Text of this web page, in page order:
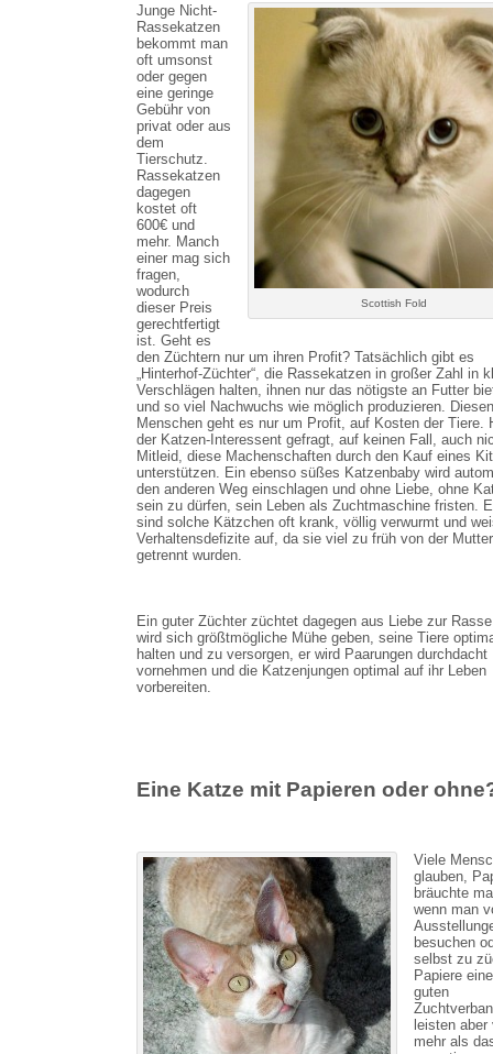
Scottish Fold
Junge Nicht-
Rassekatzen
bekommt man
oft umsonst
oder gegen
eine geringe
Gebühr von
privat oder aus
dem
Tierschutz.
Rassekatzen
dagegen
kostet oft
600€ und
mehr. Manch
einer mag sich
fragen,
wodurch
dieser Preis
gerechtfertigt
ist. Geht es
den Züchtern nur um ihren Profit? Tatsächlich gibt es
„Hinterhof-Züchter“, die Rassekatzen in großer Zahl in
Verschlägen halten, ihnen nur das nötigste an Futter
und so viel Nachwuchs wie möglich produzieren. Diesen
Menschen geht es nur um Profit, auf Kosten der Tiere.
der Katzen-Interessent gefragt, auf keinen Fall, auch
Mitleid, diese Machenschaften durch den Kauf eines
unterstützen. Ein ebenso süßes Katzenbaby wird
den anderen Weg einschlagen und ohne Liebe, ohne
sein zu dürfen, sein Leben als Zuchtmaschine fristen.
sind solche Kätzchen oft krank, völlig verwurmt und
Verhaltensdefizite auf, da sie viel zu früh von der Mutter
getrennt wurden.
Ein guter Züchter züchtet dagegen aus Liebe zur
wird sich größtmögliche Mühe geben, seine Tiere
halten und zu versorgen, er wird Paarungen durchdacht
vornehmen und die Katzenjungen optimal auf ihr Leben
vorbereiten.
Eine Katze mit Papieren oder
Viele
glauben,
bräuchte
wenn man
besuchen
selbst zu
Papiere
guten
leisten aber
mehr als